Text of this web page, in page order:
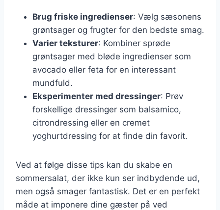
Brug friske ingredienser: Vælg sæsonens
grøntsager og frugter for den bedste smag.
Varier teksturer: Kombiner sprøde
grøntsager med bløde ingredienser som
avocado eller feta for en interessant
mundfuld.
Eksperimenter med dressinger: Prøv
forskellige dressinger som balsamico,
citrondressing eller en cremet
yoghurtdressing for at finde din favorit.
Ved at følge disse tips kan du skabe en
sommersalat, der ikke kun ser indbydende ud,
men også smager fantastisk. Det er en perfekt
måde at imponere dine gæster på ved